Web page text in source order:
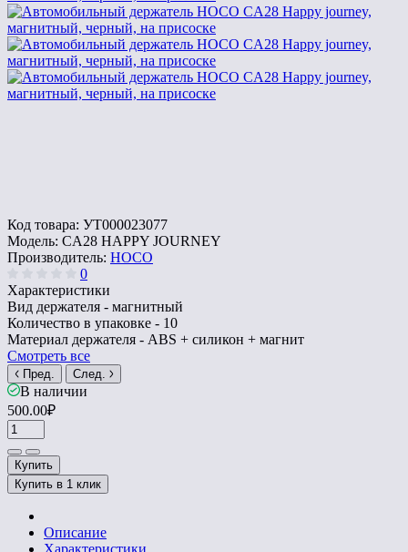
Код товара: УТ000023077
Модель: CA28 HAPPY JOURNEY
Производитель: HOCO
0
Характеристики
Вид держателя - магнитный
Количество в упаковке - 10
Материал держателя - ABS + силикон + магнит
Смотреть все
Пред. След.
В наличии
500.00₽
Купить
Купить в 1 клик
Описание
Характеристики